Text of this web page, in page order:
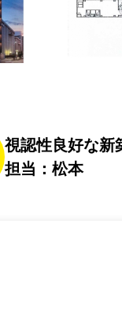
視認性良好な新
担当：松本